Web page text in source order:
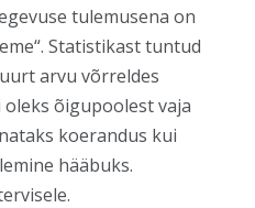
tulemusena on
Statistikast tuntud
arvu võrreldes
oleks õigupoolest vaja
koerandus kui
hääbuks.